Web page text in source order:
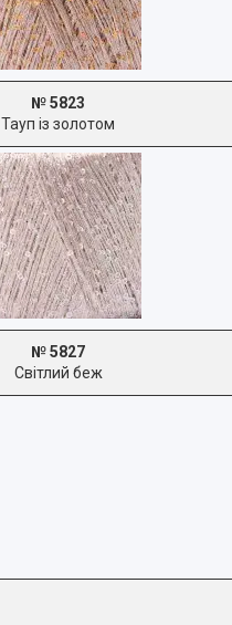
№ 5823
Тауп із золотом
№ 5827
Світлий беж